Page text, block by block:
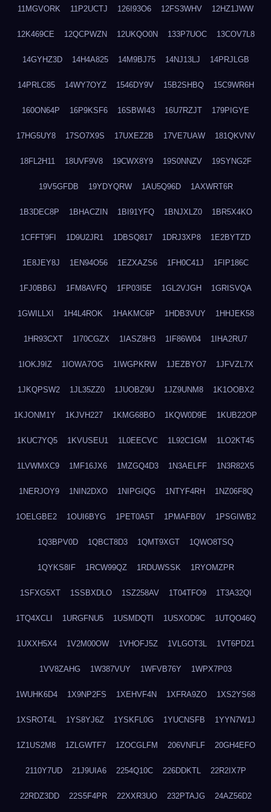
11MGVORK 11P2UCTJ 126I93O6 12FS3WHV 12HZ1JWW
12K469CE 12QCPWZN 12UKQO0N 133P7UOC 13COV7L8
14GYHZ3D 14H4A825 14M9BJ75 14NJ13LJ 14PRJLGB
14PRLC85 14WY7OYZ 1546DY9V 15B2SHBQ 15C9WR6H
160ON64P 16P9KSF6 16SBWI43 16U7RZJT 179PIGYE
17HG5UY8 17SO7X9S 17UXEZ2B 17VE7UAW 181QKVNV
18FL2H11 18UVF9V8 19CWX8Y9 19S0NNZV 19SYNG2F
19V5GFDB 19YDYQRW 1AU5Q96D 1AXWRT6R
1B3DEC8P 1BHACZIN 1BI91YFQ 1BNJXLZ0 1BR5X4KO
1CFFT9FI 1D9U2JR1 1DBSQ817 1DRJ3XP8 1E2BYTZD
1E8JEY8J 1EN94O56 1EZXAZS6 1FH0C41J 1FIP186C
1FJ0BB6J 1FM8AVFQ 1FP03I5E 1GL2VJGH 1GRISVQA
1GWILLXI 1H4L4ROK 1HAKMC6P 1HDB3VUY 1HHJEK58
1HR93CXT 1I70CGZX 1IASZ8H3 1IF86W04 1IHA2RU7
1IOKJ9IZ 1IOWA7OG 1IWGPKRW 1JEZBYO7 1JFVZL7X
1JKQPSW2 1JL35ZZ0 1JUOBZ9U 1JZ9UNM8 1K1OOBX2
1KJONM1Y 1KJVH227 1KMG68BO 1KQW0D9E 1KUB22OP
1KUC7YQ5 1KVUSEU1 1L0EECVC 1L92C1GM 1LO2KT45
1LVWMXC9 1MF16JX6 1MZGQ4D3 1N3AELFF 1N3R82X5
1NERJOY9 1NIN2DXO 1NIPGIQG 1NTYF4RH 1NZ06F8Q
1OELGBE2 1OUI6BYG 1PET0A5T 1PMAFB0V 1PSGIWB2
1Q3BPV0D 1QBCT8D3 1QMT9XGT 1QWO8TSQ
1QYKS8IF 1RCW99QZ 1RDUWSSK 1RYOMZPR
1SFXG5XT 1SSBXDLO 1SZ258AV 1T04TFO9 1T3A32QI
1TQ4XCLI 1URGFNU5 1USMDQTI 1USXOD9C 1UTQO46Q
1UXXH5X4 1V2M00OW 1VHOFJ5Z 1VLGOT3L 1VT6PD21
1VV8ZAHG 1W387VUY 1WFVB76Y 1WPX7P03
1WUHK6D4 1X9NP2FS 1XEHVF4N 1XFRA9ZO 1XS2YS68
1XSROT4L 1YS8YJ6Z 1YSKFL0G 1YUCNSFB 1YYN7W1J
1Z1US2M8 1ZLGWTF7 1ZOCGLFM 206VNFLF 20GH4EFO
2110Y7UD 21J9UIA6 2254Q10C 226DDKTL 22R2IX7P
22RDZ3DD 22S5F4PR 22XXR3UO 232PTAJG 24AZ56D2